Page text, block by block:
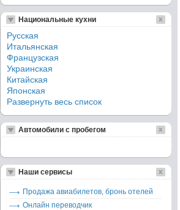
Национальные кухни
Русская
Итальянская
Французская
Украинская
Китайская
Японская
Развернуть весь список
Автомобили с пробегом
Наши сервисы
Продажа авиабилетов, бронь отелей
Онлайн переводчик